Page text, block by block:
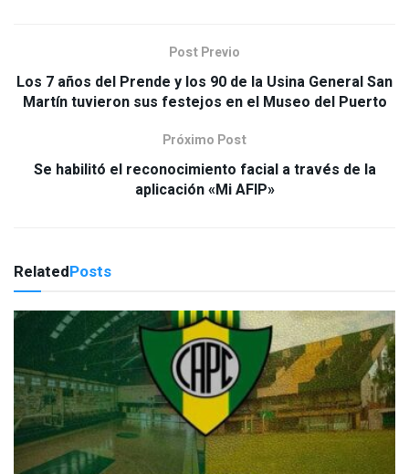
Post Previo
Los 7 años del Prende y los 90 de la Usina General San
Martín tuvieron sus festejos en el Museo del Puerto
Próximo Post
Se habilitó el reconocimiento facial a través de la
aplicación «Mi AFIP»
RelatedPosts